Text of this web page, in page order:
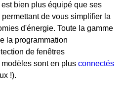
bien plus équipé que ses
de vous simplifier la
d'énergie. Toute la gamme
la programmation
de fenêtres
sont en plus connectés
!).